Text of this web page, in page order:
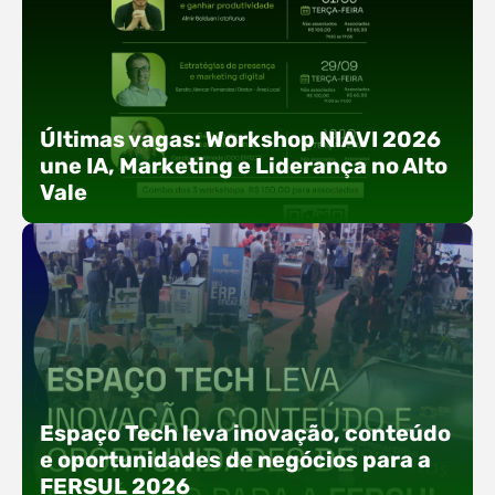
Últimas vagas: Workshop NIAVI 2026
une IA, Marketing e Liderança no Alto
Vale
Com o objetivo de impulsionar a produtividade, a
presença digital e a gestão nas empresas do
Alto Vale, o Núcleo de Tecnologia da Informação
(NIAVI), Polo ACATE-ACIRS, realiza a edição
2026 do Workshop NIAVI. O evento foi
Espaço Tech leva inovação, conteúdo
e oportunidades de negócios para a
FERSUL 2026